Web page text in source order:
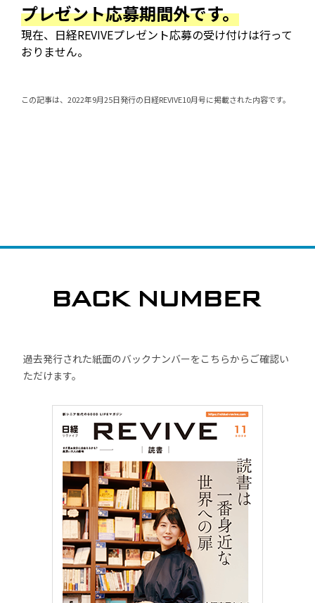
プレゼント応募期間外です。
現在、日経REVIVEプレゼント応募の受け付けは行って
おりません。
この記事は、2022年9月25日発行の日経REVIVE10月号に掲載された内容です。
過去発行された紙面のバックナンバーをこちらからご確認い
ただけます。